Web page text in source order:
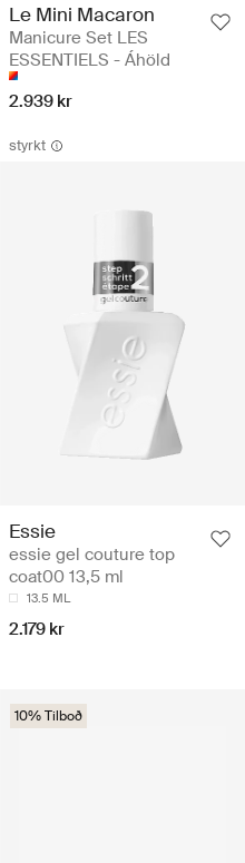
Le Mini Macaron
Manicure Set LES
ESSENTIELS - Áhöld
2.939 kr
styrkt
Essie
essie gel couture top
coat00 13,5 ml
13.5 ML
2.179 kr
10% Tilboð